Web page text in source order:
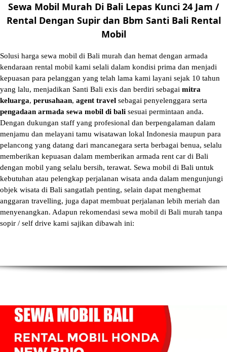
Sewa Mobil Murah Di Bali Lepas Kunci 24 Jam /
Rental Dengan Supir dan Bbm Santi Bali Rental
Mobil
Solusi harga sewa mobil di Bali murah dan hemat dengan armada
kendaraan rental mobil kami selali dalam kondisi prima dan menjadi
kepuasan para pelanggan yang telah lama kami layani sejak 10 tahun
yang lalu, menjadikan Santi Bali exis dan berdiri sebagai mitra
keluarga, perusahaan, agent travel sebagai penyelenggara serta
pengadaan armada sewa mobil di bali sesuai permintaan anda.
Dengan dukungan staff yang profesional dan berpengalaman dalam
menjamu dan melayani tamu wisatawan lokal Indonesia maupun para
pelancong yang datang dari mancanegara serta berbagai benua, selalu
memberikan kepuasan dalam memberikan armada rent car di Bali
dengan mobil yang selalu bersih, terawat. Sewa mobil di Bali untuk
kebutuhan atau pelengkap perjalanan wisata anda dalam mengunjungi
objek wisata di Bali sangatlah penting, selain dapat menghemat
anggaran travelling, juga dapat membuat perjalanan lebih meriah dan
menyenangkan. Adapun rekomendasi sewa mobil di Bali murah tanpa
sopir / self drive kami sajikan dibawah ini: